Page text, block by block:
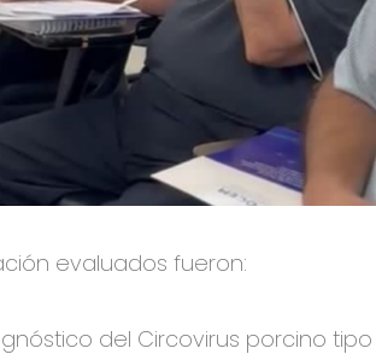
evaluados fueron:
del Circovirus porcino tipo